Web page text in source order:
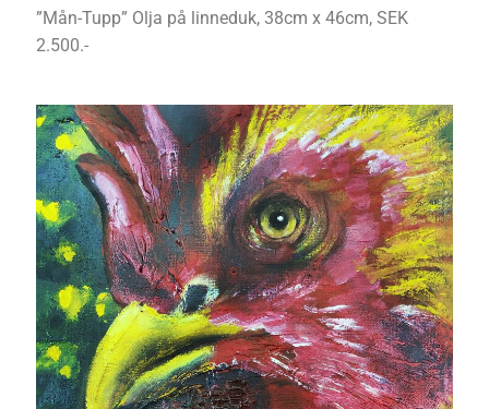
”Mån-Tupp” Olja på linneduk, 38cm x 46cm, SEK
2.500.-